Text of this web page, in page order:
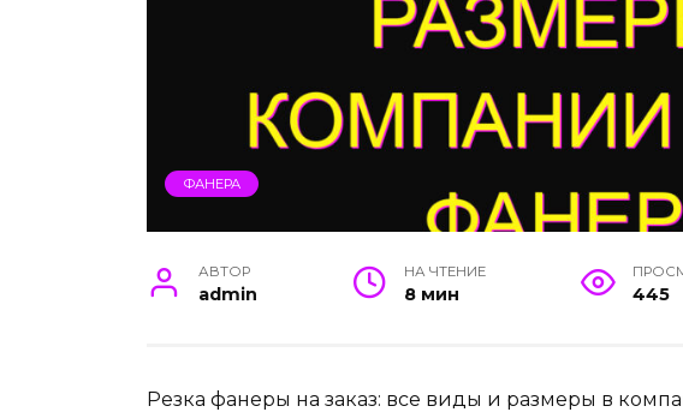
ФАНЕРА
АВТОР
admin
НА ЧТЕНИЕ
8 мин 445
Резка фанеры на заказ: все виды и размеры в